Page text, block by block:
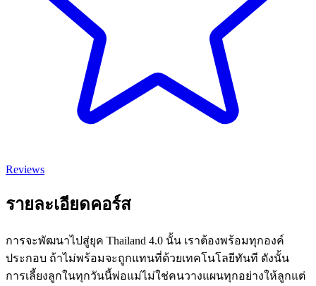
Reviews
รายละเอียดคอร์ส
การจะพัฒนาไปสู่ยุค Thailand 4.0 นั้น เราต้องพร้อมทุกองค์
ประกอบ ถ้าไม่พร้อมจะถูกแทนที่ด้วยเทคโนโลยีทันที ดังนั้น
การเลี้ยงลูกในทุกวันนี้พ่อแม่ไม่ใช่คนวางแผนทุกอย่างให้ลูกแต่